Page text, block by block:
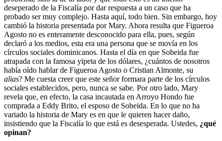
deseperado de la Fiscalía por dar respuesta a un caso que ha
probado ser muy complejo. Hasta aquí, todo bien. Sin embargo, hoy
cambió la historia presentada por Mary. Ahora resulta que Figueroa
Agosto no es enteramente desconocido para ella, pues, según
declaró a los medios, esta era una persona que se movía en los
círculos sociales dominicanos. Hasta el día en que Sobeida fue
atrapada con la famosa yipeta de los dólares, ¿cuántos de nosotros
había oído hablar de Figueroa Agosto o Cristian Almonte, su
alias? Me cuesta creer que este señor formara parte de los círculos
sociales establecidos, pero, nunca se sabe. Por otro lado, Mary
revela que, en efecto, la casa incautada en Arroyo Hondo fue
comprada a Eddy Brito, el esposo de Sobeida. En lo que no ha
variado la historia de Mary es en que le quieren hacer daño,
insistiendo que la Fiscalía lo que está es desesperada. Ustedes, ¿qué
opinan?